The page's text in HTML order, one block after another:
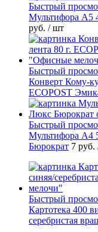
Быстрый
Мультифора А5
руб. / шт
Быстрый
Конверт Кому-
ECOPOST
Быстрый
Мультифора А4
Бюрократ 7 руб.
Быстрый
Картотека 400
серебристая